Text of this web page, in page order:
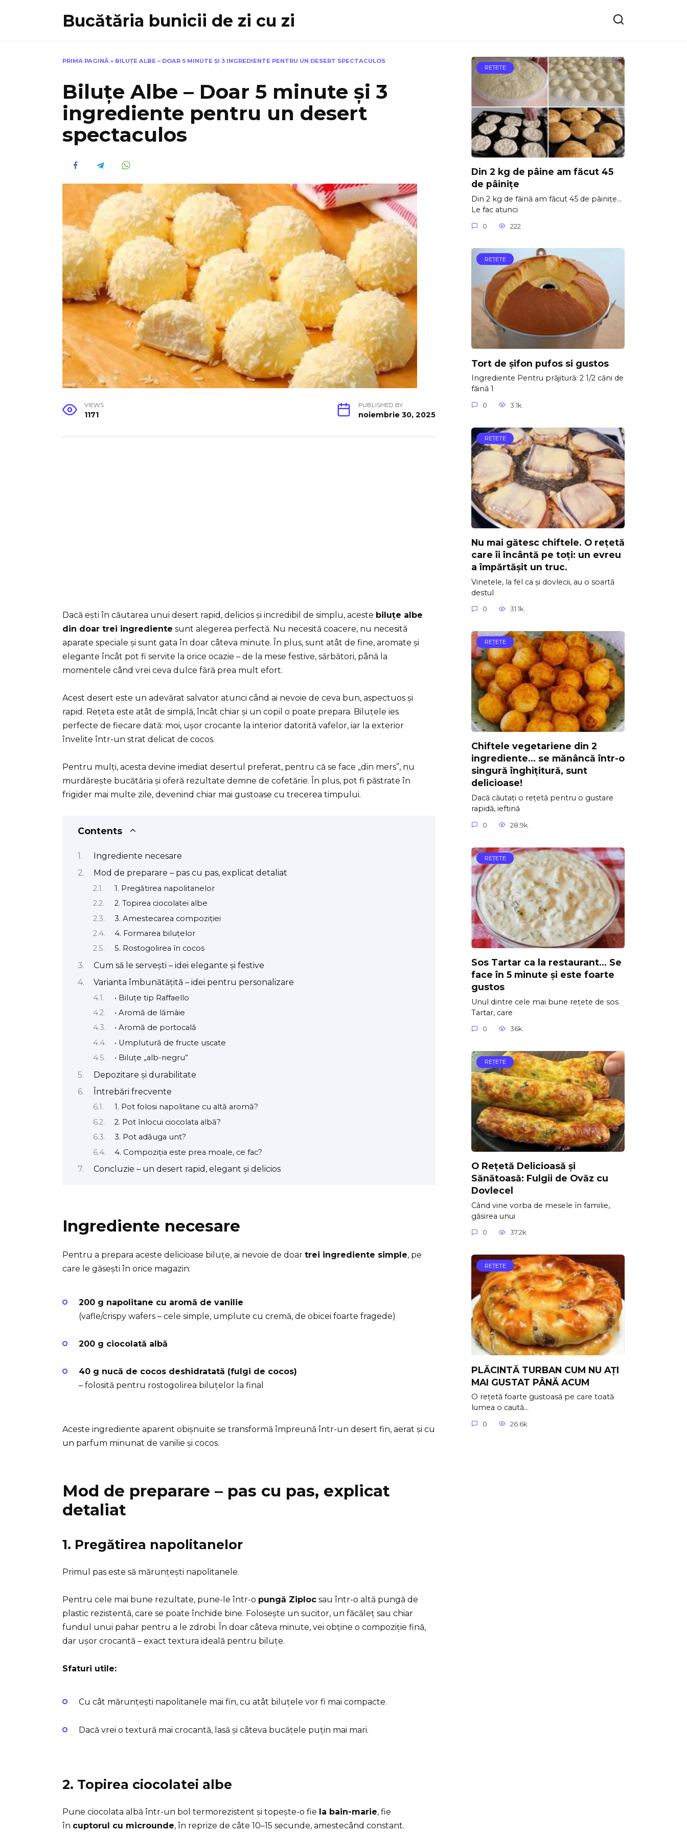
Bucătăria bunicii de zi cu zi
PRIMA PAGINĂ » BILUȚE ALBE – DOAR 5 MINUTE ȘI 3 INGREDIENTE PENTRU UN DESERT SPECTACULOS
Biluțe Albe – Doar 5 minute și 3
ingrediente pentru un desert
spectaculos
VIEWS
1171
PUBLISHED BY
noiembrie 30, 2025
Dacă ești în căutarea unui desert rapid, delicios și incredibil de simplu, aceste biluțe albe
din doar trei ingrediente sunt alegerea perfectă. Nu necesită coacere, nu necesită
aparate speciale și sunt gata în doar câteva minute. În plus, sunt atât de fine, aromate și
elegante încât pot fi servite la orice ocazie – de la mese festive, sărbători, până la
momentele când vrei ceva dulce fără prea mult efort.
Acest desert este un adevărat salvator atunci când ai nevoie de ceva bun, aspectuos și
rapid. Rețeta este atât de simplă, încât chiar și un copil o poate prepara. Biluțele ies
perfecte de fiecare dată: moi, ușor crocante la interior datorită vafelor, iar la exterior
învelite într-un strat delicat de cocos.
Pentru mulți, acesta devine imediat desertul preferat, pentru că se face „din mers”, nu
murdărește bucătăria și oferă rezultate demne de cofetărie. În plus, pot fi păstrate în
frigider mai multe zile, devenind chiar mai gustoase cu trecerea timpului.
Contents
Ingrediente necesare
Mod de preparare – pas cu pas, explicat detaliat
1. Pregătirea napolitanelor
2. Topirea ciocolatei albe
3. Amestecarea compoziției
4. Formarea biluțelor
5. Rostogolirea în cocos
Cum să le servești – idei elegante și festive
Varianta îmbunătățită – idei pentru personalizare
• Biluțe tip Raffaello
• Aromă de lămâie
• Aromă de portocală
• Umplutură de fructe uscate
• Biluțe „alb-negru”
Depozitare și durabilitate
Întrebări frecvente
1. Pot folosi napolitane cu altă aromă?
2. Pot înlocui ciocolata albă?
3. Pot adăuga unt?
4. Compoziția este prea moale, ce fac?
Concluzie – un desert rapid, elegant și delicios
Ingrediente necesare
Pentru a prepara aceste delicioase biluțe, ai nevoie de doar trei ingrediente simple, pe
care le găsești în orice magazin:
200 g napolitane cu aromă de vanilie
(vafle/crispy wafers – cele simple, umplute cu cremă, de obicei foarte fragede)
200 g ciocolată albă
40 g nucă de cocos deshidratată (fulgi de cocos)
– folosită pentru rostogolirea biluțelor la final
Aceste ingrediente aparent obișnuite se transformă împreună într-un desert fin, aerat și cu
un parfum minunat de vanilie și cocos.
Mod de preparare – pas cu pas, explicat
detaliat
1. Pregătirea napolitanelor
Primul pas este să mărunțești napolitanele.
Pentru cele mai bune rezultate, pune-le într-o pungă Ziploc sau într-o altă pungă de
plastic rezistentă, care se poate închide bine. Folosește un sucitor, un făcăleț sau chiar
fundul unui pahar pentru a le zdrobi. În doar câteva minute, vei obține o compoziție fină,
dar ușor crocantă – exact textura ideală pentru biluțe.
Sfaturi utile:
Cu cât mărunțești napolitanele mai fin, cu atât biluțele vor fi mai compacte.
Dacă vrei o textură mai crocantă, lasă și câteva bucățele puțin mai mari.
2. Topirea ciocolatei albe
Pune ciocolata albă într-un bol termorezistent și topește-o fie la bain-marie, fie
în cuptorul cu microunde, în reprize de câte 10–15 secunde, amestecând constant.
REŢETE
Din 2 kg de pâine am făcut 45
de pâinițe
Din 2 kg de făină am făcut 45 de pâinițe…
Le fac atunci
0 222
REŢETE
Tort de șifon pufos si gustos
Ingrediente Pentru prăjitură: 2 1/2 căni de
făină 1
0 3.1k.
REŢETE
Nu mai gătesc chiftele. O rețetă
care îi încântă pe toți: un evreu
a împărtășit un truc.
Vinetele, la fel ca și dovlecii, au o soartă
destul
0 31.1k.
REŢETE
Chiftele vegetariene din 2
ingrediente… se mănâncă într-o
singură înghițitură, sunt
delicioase!
Dacă căutați o rețetă pentru o gustare
rapidă, ieftină
0 28.9k.
REŢETE
Sos Tartar ca la restaurant… Se
face în 5 minute și este foarte
gustos
Unul dintre cele mai bune rețete de sos
Tartar, care
0 36k.
REŢETE
O Rețetă Delicioasă și
Sănătoasă: Fulgii de Ovăz cu
Dovlecel
Când vine vorba de mesele în familie,
găsirea unui
0 37.2k.
REŢETE
PLĂCINTĂ TURBAN CUM NU AȚI
MAI GUSTAT PÂNĂ ACUM
O rețetă foarte gustoasă pe care toată
lumea o caută…
0 26.6k.